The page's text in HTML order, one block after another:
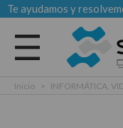
Te ayudamos y
Todas las categorias
Inicio > INFORMÁTICA,